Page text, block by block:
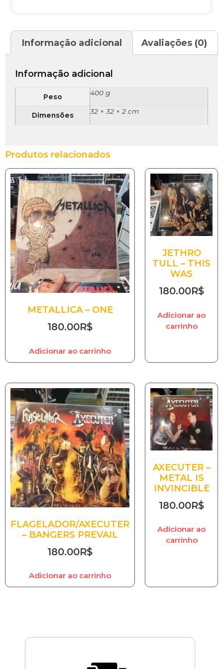
Informação adicional Avaliações (0)
Informação adicional
Peso 400 g
Dimensões 32 × 32 × 2 cm
Produtos relacionados
METALLICA – ONE
180.00R$
Adicionar ao carrinho
JETHRO
TULL – THIS
WAS
180.00R$
Adicionar ao
carrinho
FLAGELADOR/AXECUTER
– BANGERS PREVAIL
180.00R$
Adicionar ao carrinho
AXECUTER –
METAL IS
INVINCIBLE
180.00R$
Adicionar ao
carrinho